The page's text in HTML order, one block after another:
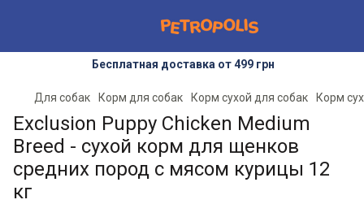
Бесплатная доставка от 499 грн
Для собак Корм для собак Корм сухой для собак Корм
Exclusion Puppy Chicken Medium
Breed - сухой корм для щенков
средних пород с мясом курицы 12
кг